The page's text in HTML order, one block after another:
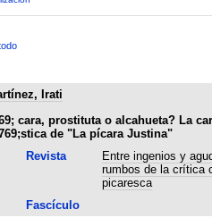
Irati
cara, prostituta o alcahueta? La
de "La pícara Justina"
Revista
Entre ingenios y
rumbos de la crítica
picaresca
Fascículo